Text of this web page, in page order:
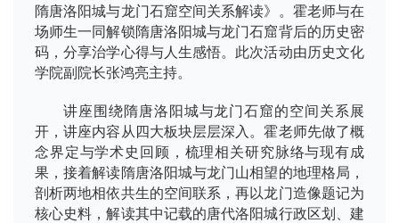
隋唐洛阳城与龙门石窟空间关系解读》。霍老师与在
场师生一同解锁隋唐洛阳城与龙门石窟背后的历史密
码，分享治学心得与人生感悟。此次活动由历史文化
学院副院长张鸿亮主持。
讲座围绕隋唐洛阳城与龙门石窟的空间关系展
开，讲座内容从四大板块层层深入。霍老师先做了概
念界定与学术史回顾，梳理相关研究脉络与现有成
果，接着解读隋唐洛阳城与龙门山相望的地理格局，
剖析两地相依共生的空间联系，再以龙门造像题记为
核心史料，解读其中记载的唐代洛阳城行政区划、建